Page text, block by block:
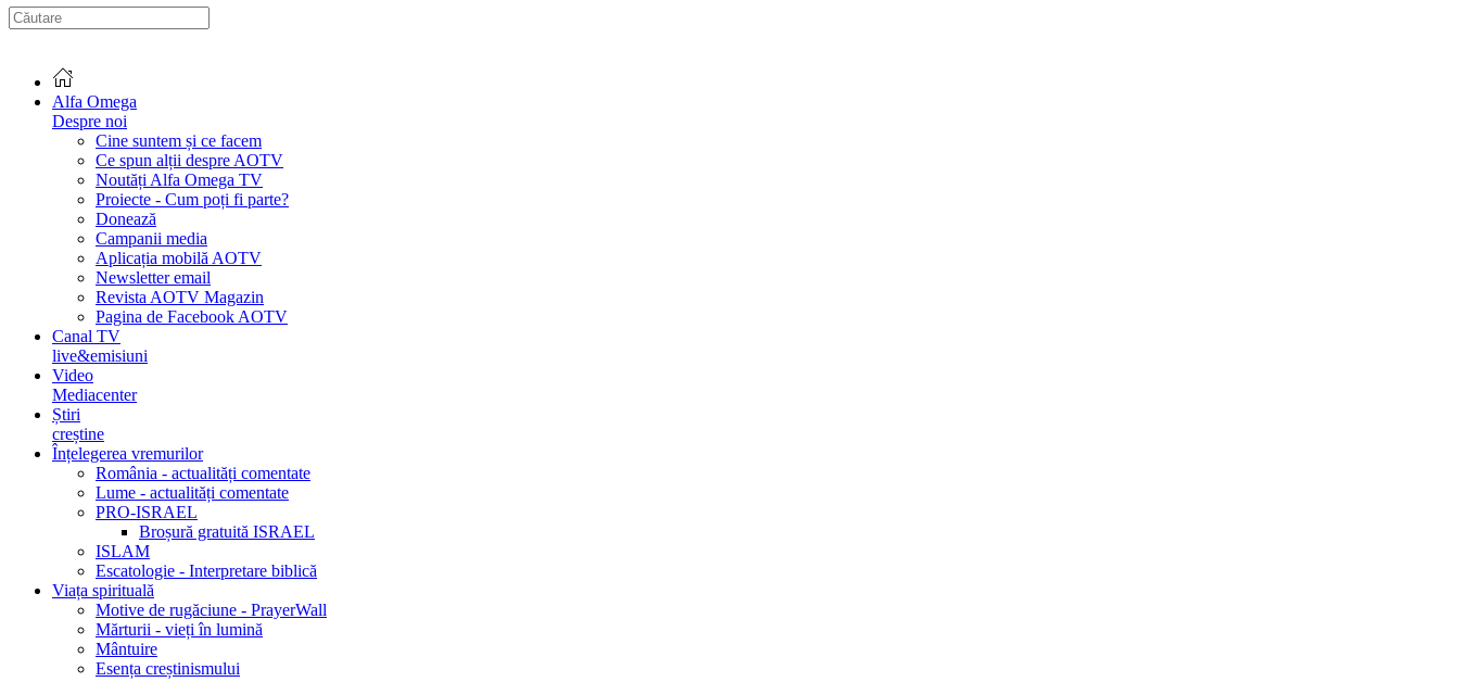
Alfa Omega
Despre noi
Cine suntem și ce facem
Ce spun alții despre AOTV
Noutăți Alfa Omega TV
Proiecte - Cum poți fi parte?
Donează
Campanii media
Aplicația mobilă AOTV
Newsletter email
Revista AOTV Magazin
Pagina de Facebook AOTV
Canal TV
live&emisiuni
Video
Mediacenter
Știri
creștine
Înțelegerea vremurilor
România - actualități comentate
Lume - actualități comentate
PRO-ISRAEL
Broșură gratuită ISRAEL
ISLAM
Escatologie - Interpretare biblică
Viața spirituală
Motive de rugăciune - PrayerWall
Mărturii - vieți în lumină
Mântuire
Esența creștinismului